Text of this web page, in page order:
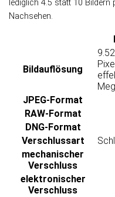
ledig­lich 4.5 statt 10
Nachsehen.
Bild­auflösung
JPEG-Format
RAW-Format
DNG-Format
Verschluss­art
mechanischer
Verschluss
elektronischer
Verschluss